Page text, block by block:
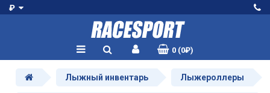
₽
0 (0₽)
Лыжный инвентарь Лыжероллеры